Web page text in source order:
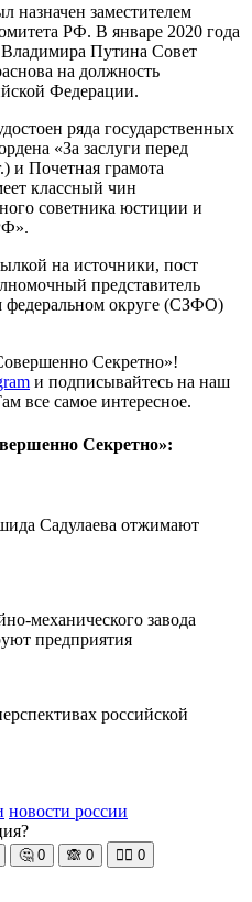
назначен заместителем
РФ. В январе 2020 года
Путина Совет
на должность
Федерации.
ряда государственных
«За заслуги перед
и Почетная грамота
классный чин
советника юстиции и
на источники, пост
представитель
федеральном округе (СЗФО)
Секретно»!
и подписывайтесь на наш
все самое интересное.
Секретно»:
Садулаева отжимают
механического завода
предприятия
российской
новости россии
🤔 0 🙈 0 🧘‍♀️ 0